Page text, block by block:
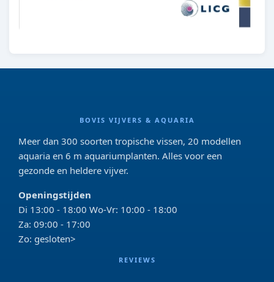
BOVIS VIJVERS & AQUARIA
Meer dan 300 soorten tropische vissen, 20 modellen
aquaria en 6 m aquariumplanten. Alles voor een
gezonde en heldere vijver.
Openingstijden
Di 13:00 - 18:00 Wo-Vr: 10:00 - 18:00
Za: 09:00 - 17:00
Zo: gesloten>
REVIEWS